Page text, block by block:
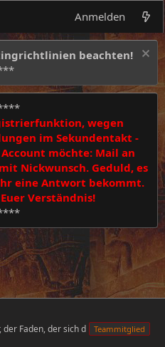
Anmelden
beachten!
wegen
im Sekundentakt -
möchte: Mail an
Nickwunsch. Geduld, es
eine Antwort bekommt.
Verständnis!
Faden, der sich d Teammitglied